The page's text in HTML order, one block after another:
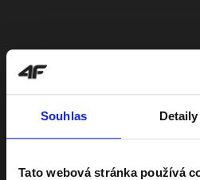
Souhlas Detaily
Tato webová stránka používá